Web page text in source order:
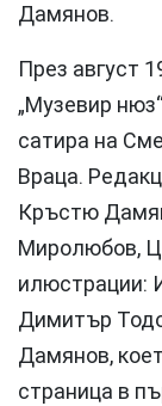
Дамянов.
През август
„Музевир
сатира на
Враца.
Кръстю
Миролюбов,
илюстрации:
Димитър
Дамянов,
страница в